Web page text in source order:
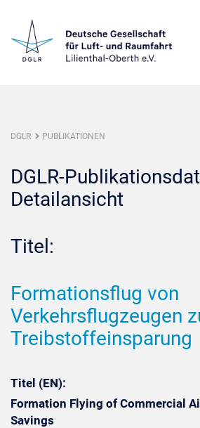
DGLR PUBLIKATIONEN
DGLR-
Detailansicht
Titel:
Formationsflug von
Verkehrsflugzeugen
Treibstoffeinsparung
Titel (EN):
Formation Flying of Commercial
Savings